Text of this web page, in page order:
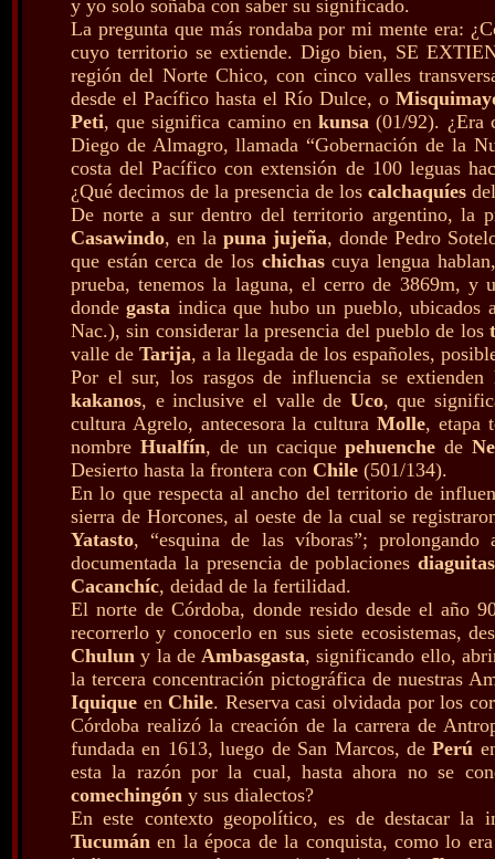
y yo solo soñaba con saber su significado.
La pregunta que más rondaba por mi mente era:
cuyo territorio se extiende. Digo bien, SE
región del Norte Chico, con cinco valles
desde el Pacífico hasta el Río Dulce, o
Peti, que significa camino enkunsa (01/92). ¿Era
Diego de Almagro, llamada “Gobernación de la
costa del Pacífico con extensión de 100 leguas
¿Qué decimos de la presencia de los calchaquíes
De norte a sur dentro del territorio argentino, la
Casawindo, en lapuna jujeña, donde Pedro
que están cerca de los chichascuya lengua
prueba, tenemos la laguna, el cerro de 3869m, y
dondegasta indica que hubo un pueblo, ubicados
Nac.), sin considerar la presencia del pueblo de los
valle de Tarija, a la llegada de los españoles,
Por el sur, los rasgos de influencia se
kakanos, e inclusive el valle de Uco, que
cultura Agrelo, antecesora la culturaMolle, etapa
nombre Hualfín, de un caciquepehuenche de
Desierto hasta la frontera con Chile (501/134).
En lo que respecta al ancho del territorio de
sierra de Horcones, al oeste de la cual se
Yatasto, “esquina de las víboras”;
documentada la presencia de poblacionesdiaguitas
Cacanchíc, deidad de la fertilidad.
El norte de Córdoba, donde resido desde el año
recorrerlo y conocerlo en sus siete ecosistemas,
Chulun y la deAmbasgasta, significando ello,
la tercera concentración pictográfica de nuestras
Iquique en Chile. Reserva casi olvidada por los
Córdoba realizó la creación de la carrera de
fundada en 1613, luego de San Marcos, dePerú
esta la razón por la cual, hasta ahora no se
comechingón y sus dialectos?
En este contexto geopolítico, es de destacar la
Tucumán en la época de la conquista, como lo